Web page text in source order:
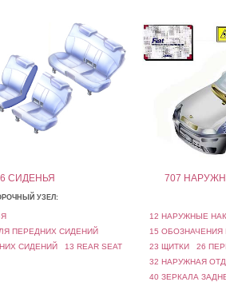
СИДЕНЬЯ
УЗЕЛ:
ПЕРЕДНИХ СИДЕНИЙ
СИДЕНИЙ 13 REAR SEAT
707
12 НАРУЖНЫЕ
15 ОБОЗНАЧЕНИЯ
23 ЩИТКИ 26
32 НАРУЖНАЯ
40 ЗЕРКАЛА